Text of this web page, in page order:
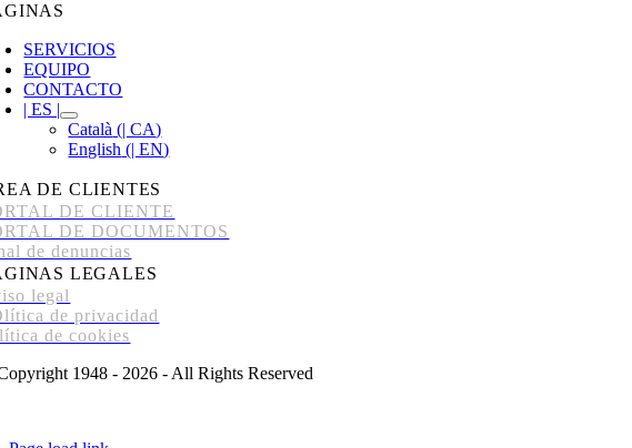
SERVICIOS
EQUIPO
CONTACTO
| ES |
Català (| CA)
English (| EN)
DE CLIENTES
DE CLIENTE
DE DOCUMENTOS
de denuncias
LEGALES
legal
de privacidad
de cookies
1948 - 2026 - All Rights Reserved